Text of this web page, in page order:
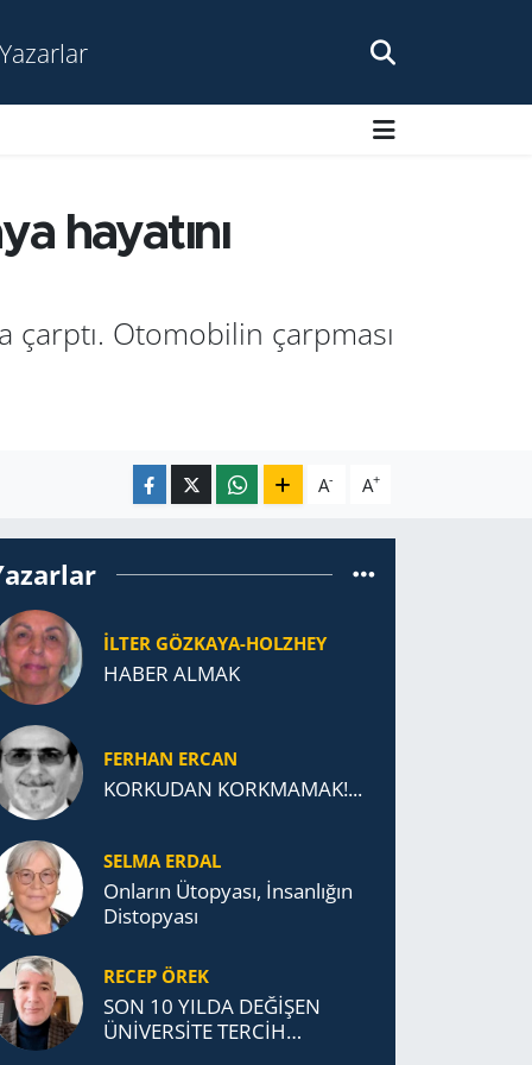
Yazarlar
hayatını
çarptı. Otomobilin çarpması
A- A+
İLTER GÖZKAYA-HOLZHEY
HABER ALMAK
FERHAN ERCAN
KORKUDAN KORKMAMAK!...
SELMA ERDAL
Onların Ütopyası, İnsanlığın
Distopyası
RECEP ÖREK
SON 10 YILDA DEĞİŞEN
ÜNİVERSİTE TERCİH